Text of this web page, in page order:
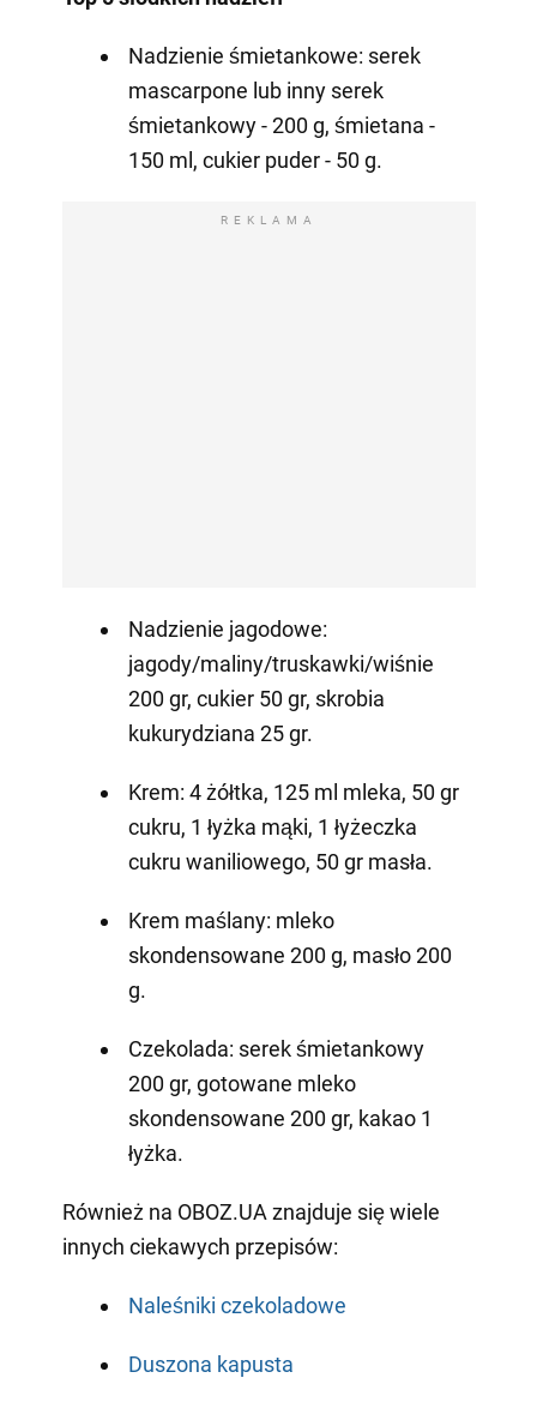
Nadzienie śmietankowe: serek
mascarpone lub inny serek
śmietankowy - 200 g, śmietana -
150 ml, cukier puder - 50 g.
REKLAMA
Nadzienie jagodowe:
jagody/maliny/truskawki/wiśnie
200 gr, cukier 50 gr, skrobia
kukurydziana 25 gr.
Krem: 4 żółtka, 125 ml mleka, 50 gr
cukru, 1 łyżka mąki, 1 łyżeczka
cukru waniliowego, 50 gr masła.
Krem maślany: mleko
skondensowane 200 g, masło 200
g.
Czekolada: serek śmietankowy
200 gr, gotowane mleko
skondensowane 200 gr, kakao 1
łyżka.
Również na OBOZ.UA znajduje się wiele
innych ciekawych przepisów:
Naleśniki czekoladowe
Duszona kapusta